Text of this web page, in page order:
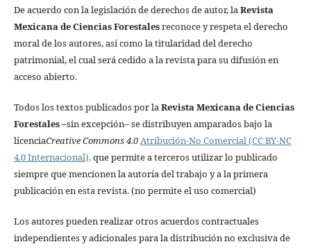
De acuerdo con la legislación de derechos de autor, laRevista
Mexicana de Ciencias Forestalesreconoce y respeta el derecho
moral de los autores, así como la titularidad del derecho
patrimonial, el cual será cedido a la revista para su difusión en
acceso abierto.
Todos los textos publicados por laRevista Mexicana de Ciencias
Forestales–sin excepción– se distribuyen amparados bajo la
licenciaCreative Commons 4.0Atribución-No Comercial (CC BY-NC
4.0 Internacional),que permite a terceros utilizar lo publicado
siempre que mencionen la autoría del trabajo y a la primera
publicación en esta revista. (no permite el uso comercial)
Los autores pueden realizar otros acuerdos contractuales
independientes y adicionales para la distribución no exclusiva de